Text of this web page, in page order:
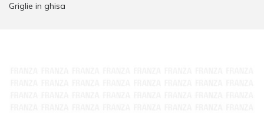
Griglie in ghisa